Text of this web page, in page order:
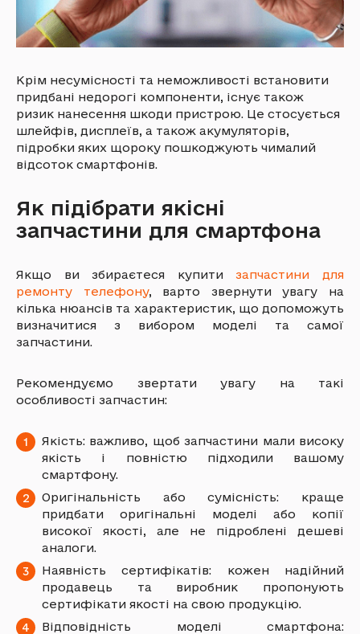
Крім несумісності та неможливості встановити
придбані недорогі компоненти, існує також
ризик нанесення шкоди пристрою. Це стосується
шлейфів, дисплеїв, а також акумуляторів,
підробки яких щороку пошкоджують чималий
відсоток смартфонів.
Як підібрати якісні
запчастини для смартфона
Якщо ви збираєтеся купитизапчастини для
ремонту телефону, варто звернути увагу на
кілька нюансів та характеристик, що допоможуть
визначитися з вибором моделі та самої
запчастини.
Рекомендуємо звертати увагу на такі
особливості запчастин:
Якість: важливо, щоб запчастини мали високу
якість і повністю підходили вашому
смартфону.
Оригінальність або сумісність: краще
придбати оригінальні моделі або копії
високої якості, але не підроблені дешеві
аналоги.
Наявність сертифікатів: кожен надійний
продавець та виробник пропонують
сертифікати якості на свою продукцію.
Відповідність моделі смартфона: